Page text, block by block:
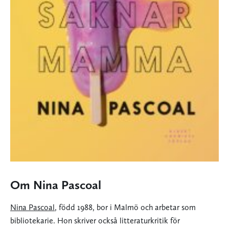
Om Nina Pascoal
Nina Pascoal, född 1988, bor i Malmö och arbetar som
bibliotekarie. Hon skriver också litteraturkritik för